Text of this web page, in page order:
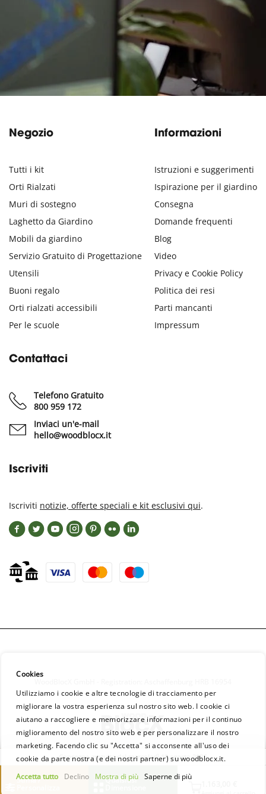
Negozio
Tutti i kit
Orti Rialzati
Muri di sostegno
Laghetto da Giardino
Mobili da giardino
Servizio Gratuito di Progettazione
Utensili
Buoni regalo
Orti rialzati accessibili
Per le scuole
Informazioni
Istruzioni e suggerimenti
Ispirazione per il giardino
Consegna
Domande frequenti
Blog
Video
Privacy e Cookie Policy
Politica dei resi
Parti mancanti
Impressum
Contattaci
Telefono Gratuito
800 959 172
Inviaci un'e-mail
hello@woodblocx.it
Iscriviti
Iscriviti notizie, offerte speciali e kit esclusivi qui.
Consegna gratuita dal mercoledì 19 agosto 2026
Stima / Qualsiasi
Cookies
Utilizziamo i cookie e altre tecnologie di tracciamento per
migliorare la vostra esperienza sul nostro sito web. I cookie ci
aiutano a raccogliere e memorizzare informazioni per il continuo
miglioramento del nostro sito web e per personalizzare il nostro
marketing. Facendo clic su "Accetta" si acconsente all'uso dei
cookie da parte nostra (e dei nostri partner) su woodblocx.it.
Accetta tutto
Declino Mostra di più Saperne di più